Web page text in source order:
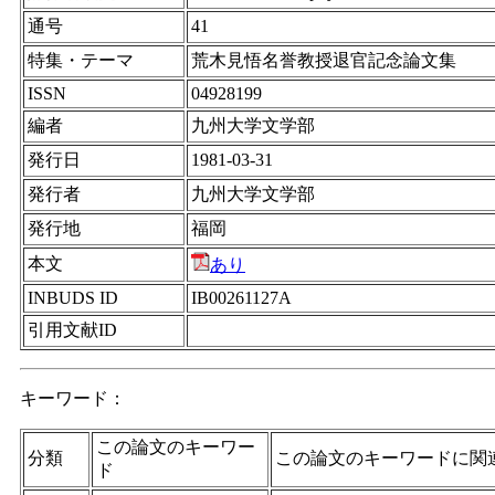
通号
41
特集・テーマ
荒木見悟名誉教授退官記念論文集
ISSN
04928199
編者
九州大学文学部
発行日
1981-03-31
発行者
九州大学文学部
発行地
福岡
本文
あり
INBUDS ID
IB00261127A
引用文献ID
キーワード：
分類
この論文のキーワー
ド
この論文のキーワードに関